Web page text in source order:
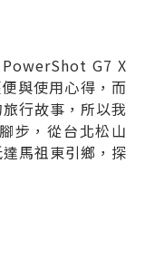
G7 X
與使用心得，而
行故事，所以我
步，從台北松山
馬祖東引鄉，探